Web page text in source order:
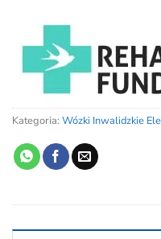
Kategoria: Wózki Inwalidzkie